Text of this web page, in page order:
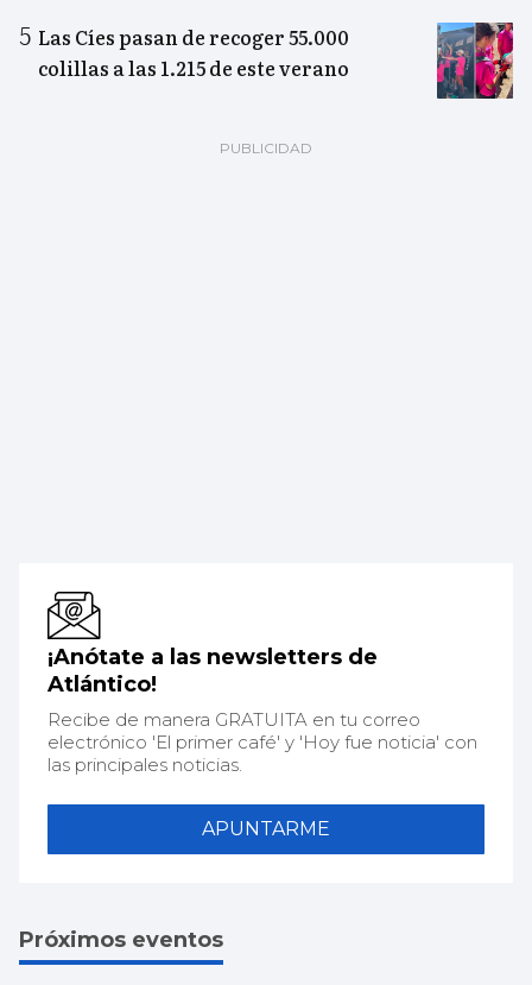
Las Cíes pasan de recoger 55.000
colillas a las 1.215 de este verano
¡Anótate a las newsletters de
Atlántico!
Recibe de manera GRATUITA en tu correo
electrónico 'El primer café' y 'Hoy fue noticia' con
las principales noticias.
APUNTARME
Próximos eventos